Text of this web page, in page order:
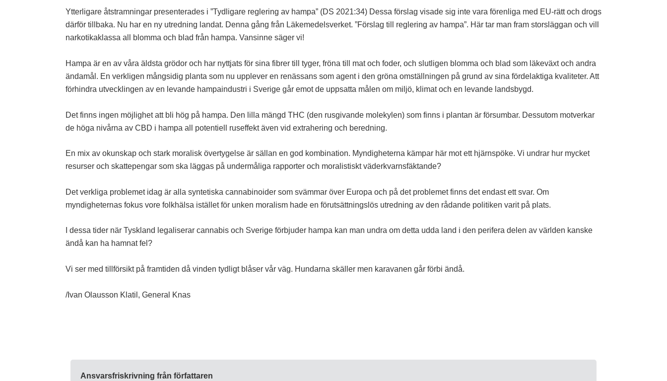
Ytterligare åtstramningar presenterades i ”Tydligare reglering av hampa” (DS 2021:34) Dessa förslag visade sig inte vara förenliga med EU-rätt och drogs
därför tillbaka. Nu har en ny utredning landat. Denna gång från Läkemedelsverket. ”Förslag till reglering av hampa”. Här tar man fram storsläggan och vill
narkotikaklassa all blomma och blad från hampa. Vansinne säger vi!
Hampa är en av våra äldsta grödor och har nyttjats för sina fibrer till tyger, fröna till mat och foder, och slutligen blomma och blad som läkeväxt och andra
ändamål. En verkligen mångsidig planta som nu upplever en renässans som agent i den gröna omställningen på grund av sina fördelaktiga kvaliteter. Att
förhindra utvecklingen av en levande hampaindustri i Sverige går emot de uppsatta målen om miljö, klimat och en levande landsbygd.
Det finns ingen möjlighet att bli hög på hampa. Den lilla mängd THC (den rusgivande molekylen) som finns i plantan är försumbar. Dessutom motverkar
de höga nivårna av CBD i hampa all potentiell ruseffekt även vid extrahering och beredning.
En mix av okunskap och stark moralisk övertygelse är sällan en god kombination. Myndigheterna kämpar här mot ett hjärnspöke. Vi undrar hur mycket
resurser och skattepengar som ska läggas på undermåliga rapporter och moralistiskt väderkvarnsfäktande?
Det verkliga problemet idag är alla syntetiska cannabinoider som svämmar över Europa och på det problemet finns det endast ett svar. Om
myndigheternas fokus vore folkhälsa istället för unken moralism hade en förutsättningslös utredning av den rådande politiken varit på plats.
I dessa tider när Tyskland legaliserar cannabis och Sverige förbjuder hampa kan man undra om detta udda land i den perifera delen av världen kanske
ändå kan ha hamnat fel?
Vi ser med tillförsikt på framtiden då vinden tydligt blåser vår väg. Hundarna skäller men karavanen går förbi ändå.
/Ivan Olausson Klatil, General Knas
Ansvarsfriskrivning från författaren